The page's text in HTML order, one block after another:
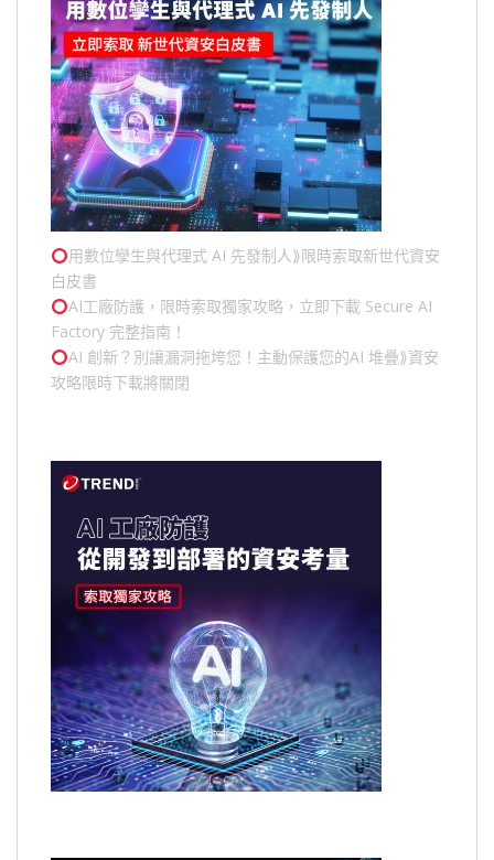
用數位孿生與代理式 AI 先發制人⟫限時索取新世代資安
白皮書
AI工廠防護，限時索取獨家攻略，立即下載 Secure AI
Factory 完整指南！
AI 創新？別讓漏洞拖垮您！主動保護您的AI 堆疊⟫資安
攻略限時下載將關閉